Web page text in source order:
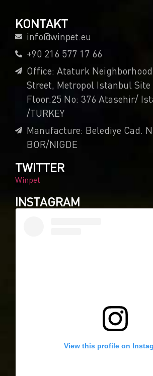
KONTAKT
info@winpet.eu
+90 216 577 17 66
Office: Ataturk
Street, Metropol Istanbul Site
Floor:25 No: 376 Atasehir/
/TURKEY
Manufacture: Belediye Cad.
BOR/NIGDE
TWITTER
Winpet
INSTAGRAM
View this profile on